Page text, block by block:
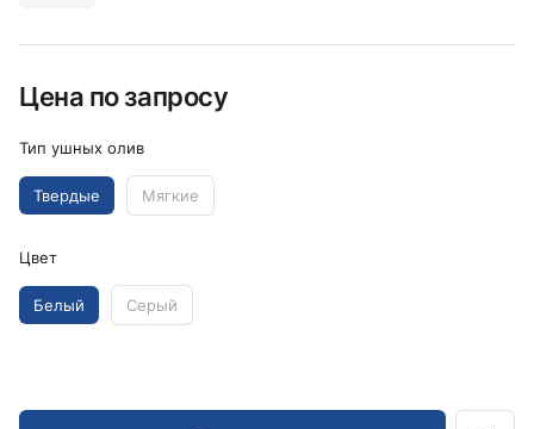
Цена по запросу
Тип ушных олив
Твердые Мягкие
Цвет
Белый Серый